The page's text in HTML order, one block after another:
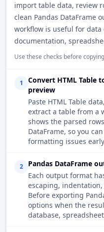
import table data, review
clean Pandas DataFrame
workflow is useful for
documentation,
Use these checks before
1
Convert HTML Table
preview
Paste HTML Table
extract a table from a
shows the parsed
DataFrame, so you
formatting issues
2
Pandas DataFrame
Each output format
escaping,
Before exporting
options when the
database,